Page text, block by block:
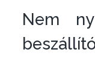
Nem